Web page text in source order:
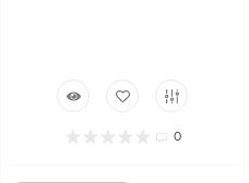
0